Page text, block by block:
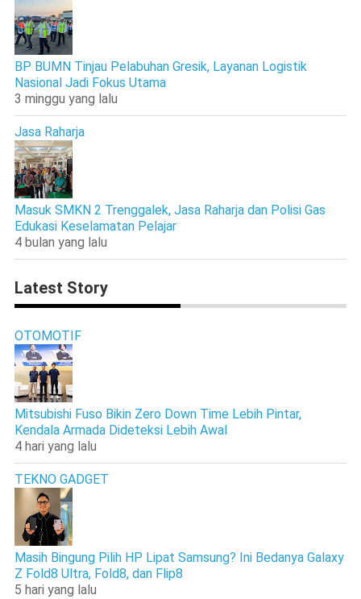
BP BUMN Tinjau Pelabuhan Gresik, Layanan Logistik
Nasional Jadi Fokus Utama
3 minggu yang lalu
Jasa Raharja
Masuk SMKN 2 Trenggalek, Jasa Raharja dan Polisi Gas
Edukasi Keselamatan Pelajar
4 bulan yang lalu
Latest Story
OTOMOTIF
Mitsubishi Fuso Bikin Zero Down Time Lebih Pintar,
Kendala Armada Dideteksi Lebih Awal
4 hari yang lalu
TEKNO GADGET
Masih Bingung Pilih HP Lipat Samsung? Ini Bedanya Galaxy
Z Fold8 Ultra, Fold8, dan Flip8
5 hari yang lalu